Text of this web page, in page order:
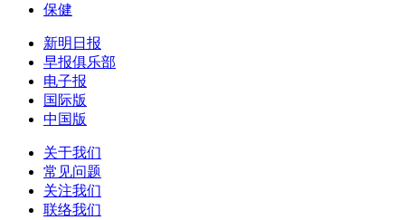
保健
新明日报
早报俱乐部
电子报
国际版
中国版
关于我们
常见问题
关注我们
联络我们